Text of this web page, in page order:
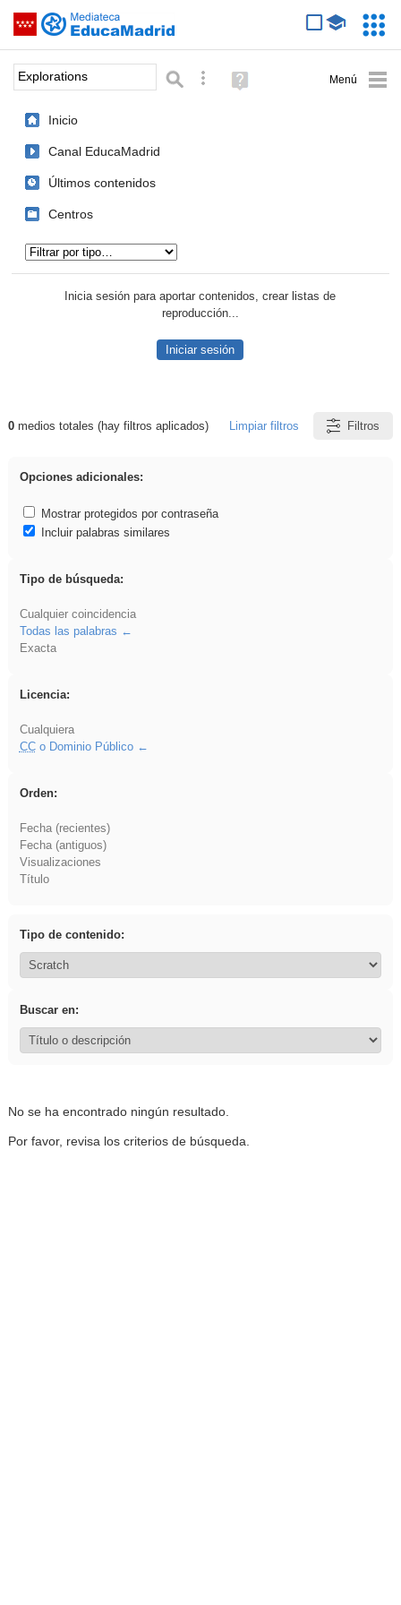
Saltar navegación
Palabra o frase: Búsqueda avanzada
Ayuda
(en
Inicio
Canal EducaMadrid
Últimos contenidos
Centros
Inicia sesión para aportar contenidos, crear listas de
reproducción...
Iniciar sesión
Resultados de: Explorations
0medios totales (hay filtros aplicados) Limpiar filtros Filtros
Opciones adicionales:
Mostrar protegidos por contraseña
Incluir palabras similares
Tipo de búsqueda:
Cualquier coincidencia
Todas las palabras
Exacta
Licencia:
Cualquiera
CCo Dominio Público
Orden:
Fecha (recientes)
Fecha (antiguos)
Visualizaciones
Título
Tipo de contenido:
Buscar en:
No se ha encontrado ningún resultado.
Por favor, revisa los criterios de búsqueda.